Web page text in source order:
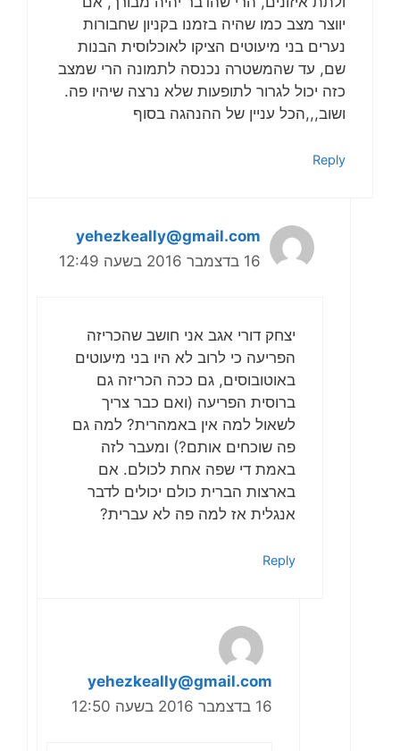
יווצר מצב כמו שהיה בזמנו בקניון שחבורות
נערים בני מיעוטים הציקו לאוכלוסית הבנות
שם, עד שהמשטרה נכנסה לתמונה הרי שמצב
כזה יכול לגרור לתופעות שלא נרצה שיהיו פה.
ושוב,,,הכל עניין של ההנהגה בסוף
Reply
yehezkeally@gmail.com
16 בדצמבר 2016 בשעה 12:49
יצחק דורי אגב אני חושב שהכריזה
הפריעה כי לרוב לא היו בני מיעוטים
באוטובוסים, גם ככה הכריזה גם
ברוסית הפריעה (ואם כבר צריך
לשאול למה אין באמהרית? למה גם
פה שוכחים אותם?) ומעבר לזה
באמת די שפה אחת לכולם. אם
בארצות הברית כולם יכולים לדבר
אנגלית אז למה פה לא עברית?
Reply
yehezkeally@gmail.com
16 בדצמבר 2016 בשעה 12:50